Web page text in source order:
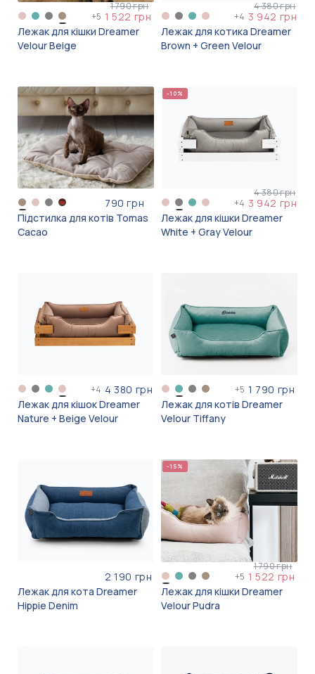
+5
1 790 грн
1 522 грн
Лежак для кішки Dreamer
Velour Beige
+4
4 380 грн
3 942 грн
Лежак для котика Dreamer
Brown + Green Velour
790 грн
Підстилка для котів Tomas
Cacao
-10%
+4
4 380 грн
3 942 грн
Лежак для кішки Dreamer
White + Gray Velour
+4 4 380 грн
Лежак для кішок Dreamer
Nature + Beige Velour
+5 1 790 грн
Лежак для котів Dreamer
Velour Tiffany
2 190 грн
Лежак для кота Dreamer
Hippie Denim
-15%
+5
1 790 грн
1 522 грн
Лежак для кішки Dreamer
Velour Pudra